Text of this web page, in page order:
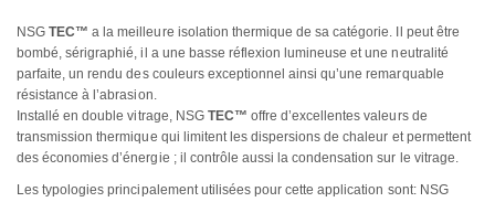
NSGTEC™a la meilleure isolation thermique de sa catégorie. Il peut être
bombé, sérigraphié, il a une basse réflexion lumineuse et une neutralité
parfaite, un rendu des couleurs exceptionnel ainsi qu’une remarquable
résistance à l’abrasion.
Installé en double vitrage, NSG TEC™ offre d’excellentes valeurs de
transmission thermique qui limitent les dispersions de chaleur et permettent
des économies d’énergie ; il contrôle aussi la condensation sur le vitrage.
Les typologies principalement utilisées pour cette application sont: NSG